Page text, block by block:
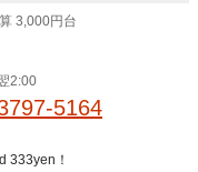
3,000円台
2:00
5164
333yen！